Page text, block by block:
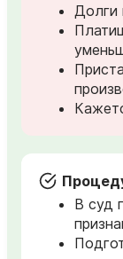
Долги
В суд